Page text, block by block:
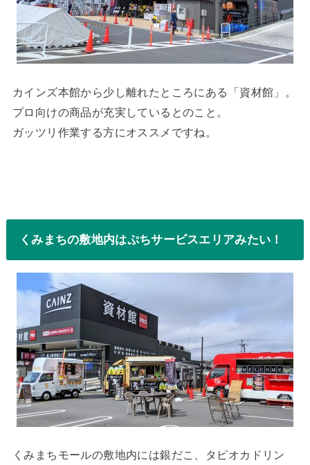
カインズ本館から少し離れたところにある「資材館」。
プロ向けの商品が充実しているとのこと。
ガッツリ作業する方にオススメですね。
くみまちの敷地内はぷちサービスエリアみたい！
くみまちモールの敷地内には銀だこ、タピオカドリン